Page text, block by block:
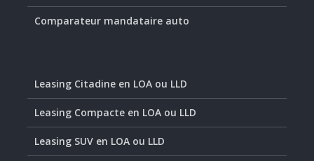
Comparateur mandataire auto
Leasing Citadine en LOA ou LLD
Leasing Compacte en LOA ou LLD
Leasing SUV en LOA ou LLD